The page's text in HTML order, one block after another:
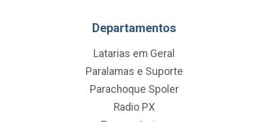
Departamentos
Latarias em Geral
Paralamas e Suporte
Parachoque Spoler
Radio PX